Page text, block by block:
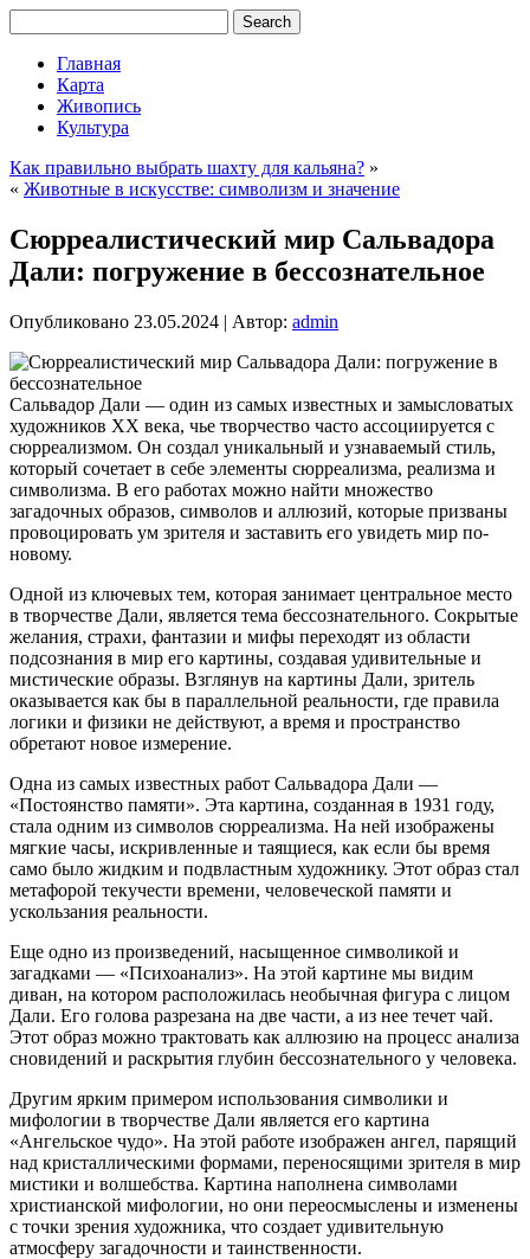
Главная
Карта
Живопись
Культура
Как правильно выбрать шахту для кальяна? »
« Животные в искусстве: символизм и значение
Сюрреалистический мир Сальвадора
Дали: погружение в бессознательное
Опубликовано 23.05.2024 | Автор: admin
Сальвадор Дали — один из самых известных и замысловатых
художников XX века, чье творчество часто ассоциируется с
сюрреализмом. Он создал уникальный и узнаваемый стиль,
который сочетает в себе элементы сюрреализма, реализма и
символизма. В его работах можно найти множество
загадочных образов, символов и аллюзий, которые призваны
провоцировать ум зрителя и заставить его увидеть мир по-
новому.
Одной из ключевых тем, которая занимает центральное место
в творчестве Дали, является тема бессознательного. Сокрытые
желания, страхи, фантазии и мифы переходят из области
подсознания в мир его картины, создавая удивительные и
мистические образы. Взглянув на картины Дали, зритель
оказывается как бы в параллельной реальности, где правила
логики и физики не действуют, а время и пространство
обретают новое измерение.
Одна из самых известных работ Сальвадора Дали —
«Постоянство памяти». Эта картина, созданная в 1931 году,
стала одним из символов сюрреализма. На ней изображены
мягкие часы, искривленные и таящиеся, как если бы время
само было жидким и подвластным художнику. Этот образ стал
метафорой текучести времени, человеческой памяти и
ускользания реальности.
Еще одно из произведений, насыщенное символикой и
загадками — «Психоанализ». На этой картине мы видим
диван, на котором расположилась необычная фигура с лицом
Дали. Его голова разрезана на две части, а из нее течет чай.
Этот образ можно трактовать как аллюзию на процесс анализа
сновидений и раскрытия глубин бессознательного у человека.
Другим ярким примером использования символики и
мифологии в творчестве Дали является его картина
«Ангельское чудо». На этой работе изображен ангел, парящий
над кристаллическими формами, переносящими зрителя в мир
мистики и волшебства. Картина наполнена символами
христианской мифологии, но они переосмыслены и изменены
с точки зрения художника, что создает удивительную
атмосферу загадочности и таинственности.